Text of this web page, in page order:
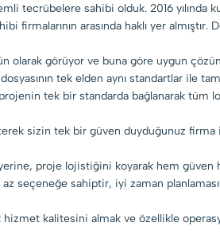
tecrübelere sahibi olduk. 2016
firmalarının arasında haklı yer
görüyor ve buna göre uygun
tek elden aynı standartlar ile
tek bir standarda bağlanarak tüm
sizin tek bir güven duyduğunuz
proje lojistiğini koyarak hem güven
az seçeneğe sahiptir, iyi zaman
kalitesini almak ve özellikle